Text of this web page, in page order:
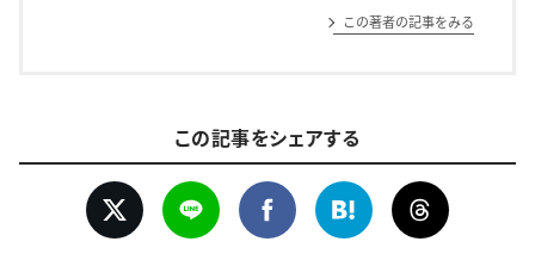
この著者の記事をみる
この記事をシェアする